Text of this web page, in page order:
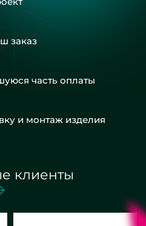
заказ
часть оплаты
и монтаж изделия
клиенты